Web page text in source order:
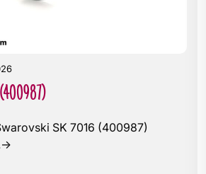
SK 7016 (400987)
>